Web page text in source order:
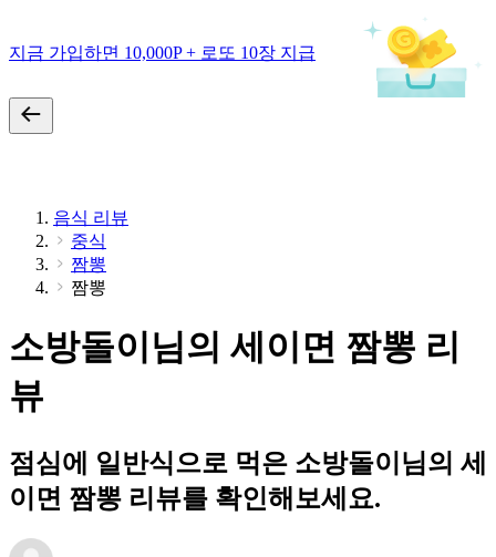
지금 가입하면 10,000P + 로또 10장 지급
음식 리뷰
중식
짬뽕
짬뽕
소방돌이님의 세이면 짬뽕 리
뷰
점심에 일반식으로 먹은 소방돌이님의 세
이면 짬뽕 리뷰를 확인해보세요.